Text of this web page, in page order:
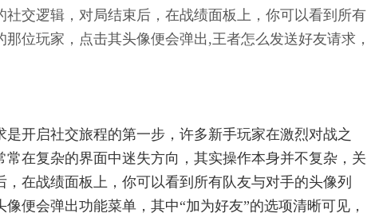
交逻辑，对局结束后，在战绩面板上，你可以看到所有
位玩家，点击其头像便会弹出,王者怎么发送好友请求，
开启社交旅程的第一步，许多新手玩家在激烈对战之
在复杂的界面中迷失方向，其实操作本身并不复杂，关
在战绩面板上，你可以看到所有队友与对手的头像列
便会弹出功能菜单，其中“加为好友”的选项清晰可见，